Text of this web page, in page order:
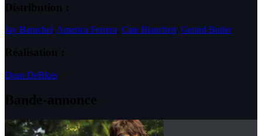
Distribution :
Jay Baruchel America Ferrera Cate Blanchett Gerard Butler
Réalisation :
Dean DeBlois
Bande-annonce